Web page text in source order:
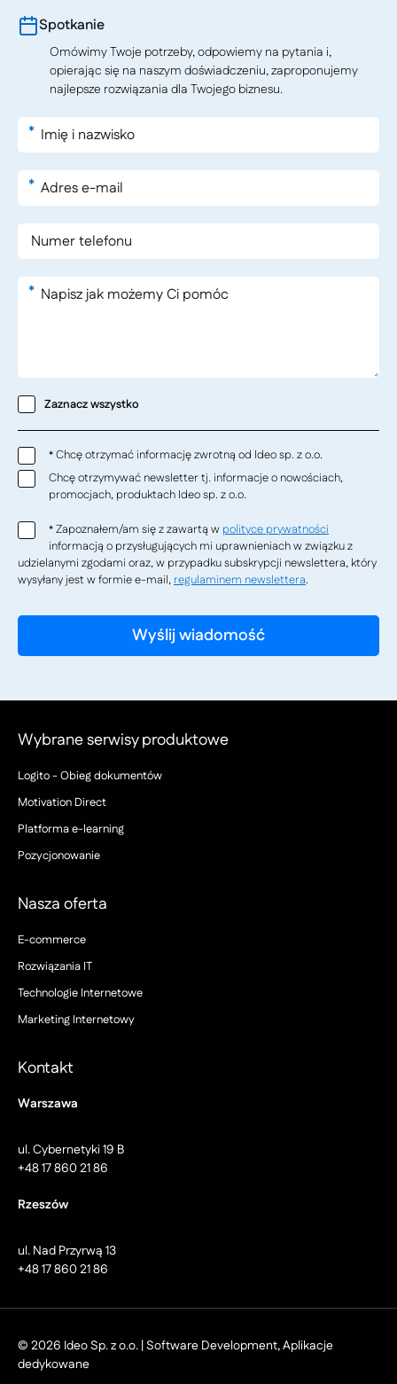
Spotkanie
Omówimy Twoje potrzeby, odpowiemy na pytania i,
opierając się na naszym doświadczeniu, zaproponujemy
najlepsze rozwiązania dla Twojego biznesu.
*
*
*
Zaznacz wszystko
*Chcę otrzymać informację zwrotną od Ideo sp. z o.o.
Chcę otrzymywać newsletter tj. informacje o nowościach,
promocjach, produktach Ideo sp. z o.o.
*Zapoznałem/am się z zawartą w polityce prywatności
informacją o przysługujących mi uprawnieniach w związku z
udzielanymi zgodami oraz, w przypadku subskrypcji newslettera, który
wysyłany jest w formie e-mail, regulaminem newslettera.
Wybrane serwisy produktowe
Logito - Obieg dokumentów
Motivation Direct
Platforma e-learning
Pozycjonowanie
Nasza oferta
E-commerce
Rozwiązania IT
Technologie Internetowe
Marketing Internetowy
Kontakt
Warszawa
ul. Cybernetyki 19 B
+48 17 860 21 86
Rzeszów
ul. Nad Przyrwą 13
+48 17 860 21 86
© 2026 Ideo Sp. z o.o. | Software Development, Aplikacje
dedykowane